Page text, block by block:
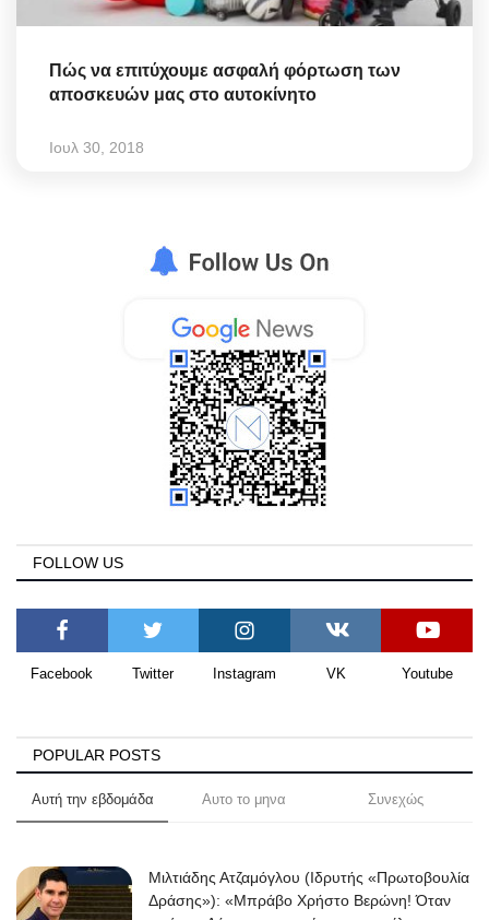
Πώς να επιτύχουμε ασφαλή φόρτωση των
αποσκευών μας στο αυτοκίνητο
Ιουλ 30, 2018
FOLLOW US
Facebook Twitter Instagram VK Youtube
POPULAR POSTS
Αυτή την εβδομάδα Αυτο το μηνα Συνεχώς
Μιλτιάδης Ατζαμόγλου (Ιδρυτής «Πρωτοβουλία
Δράσης»): «Μπράβο Χρήστο Βερώνη! Όταν